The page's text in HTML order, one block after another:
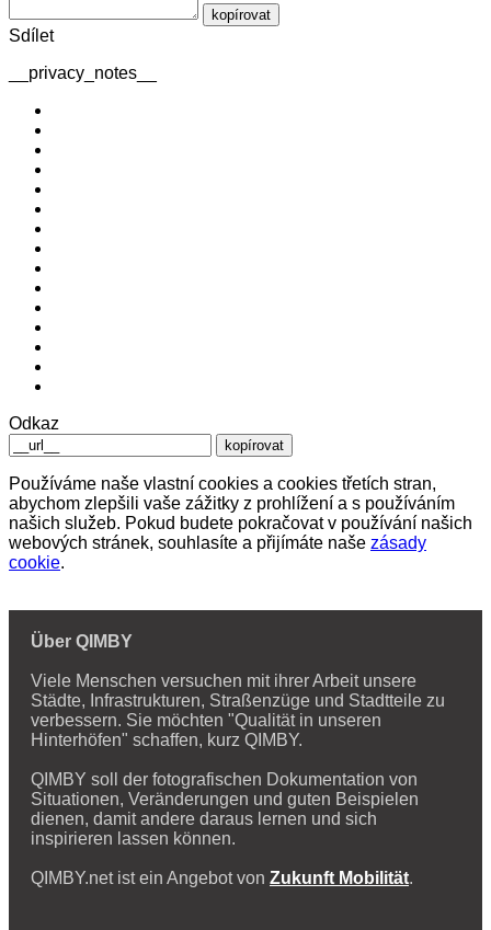
kopírovat
Sdílet
__privacy_notes__
Odkaz
kopírovat
Používáme naše vlastní cookies a cookies třetích stran,
abychom zlepšili vaše zážitky z prohlížení a s používáním
našich služeb. Pokud budete pokračovat v používání našich
webových stránek, souhlasíte a přijímáte naše zásady
cookie.
Über QIMBY
Viele Menschen versuchen mit ihrer Arbeit unsere
Städte, Infrastrukturen, Straßenzüge und Stadtteile zu
verbessern. Sie möchten "Qualität in unseren
Hinterhöfen" schaffen, kurz QIMBY.
QIMBY soll der fotografischen Dokumentation von
Situationen, Veränderungen und guten Beispielen
dienen, damit andere daraus lernen und sich
inspirieren lassen können.
QIMBY.net ist ein Angebot von Zukunft Mobilität.